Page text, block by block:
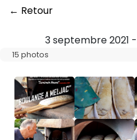
← Retour
3 septembre 2021
15 photos